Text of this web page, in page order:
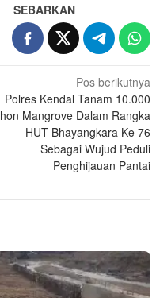
SEBARKAN
Pos berikutnya
Polres Kendal Tanam 10.000
Mangrove Dalam Rangka
HUT Bhayangkara Ke 76
Sebagai Wujud Peduli
Penghijauan Pantai